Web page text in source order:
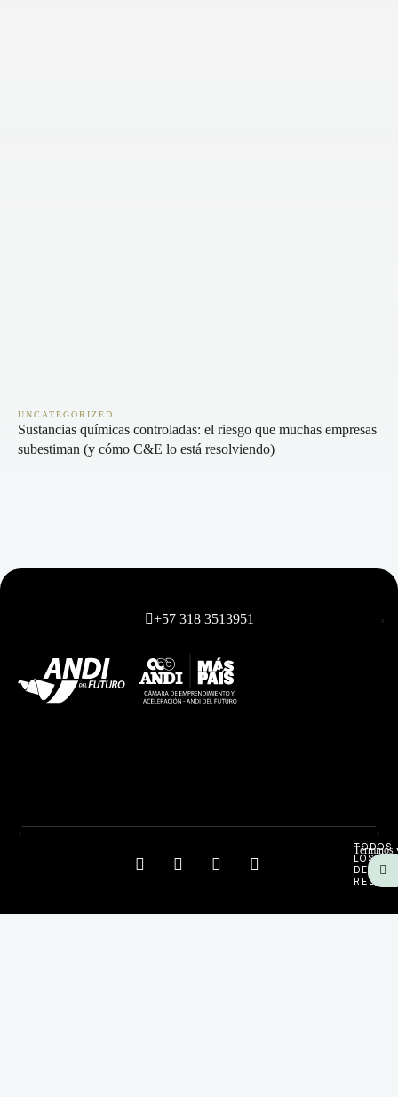
UNCATEGORIZED
Sustancias químicas controladas: el riesgo que muchas empresas
subestiman (y cómo C&E lo está resolviendo)
+57 318 3513951
TODOS
LOS
Términos